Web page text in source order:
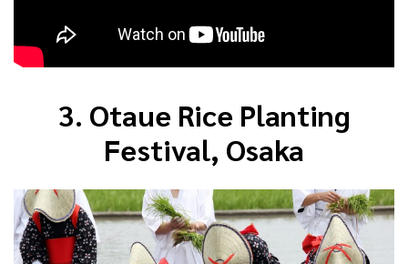
3. Otaue Rice Planting
Festival, Osaka